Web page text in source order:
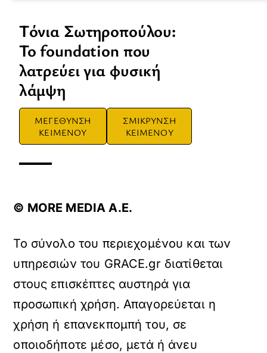
Τόνια Σωτηροπούλου:
Το foundation που
λατρεύει για φυσική
λάμψη
ΜΕΓΕΘΥΝΣΗ
ΚΕΙΜΕΝΟΥ
ΣΜΙΚΡΥΝΣΗ
ΚΕΙΜΕΝΟΥ
© ΜORE MEDIA Α.Ε.
Το σύνολο του περιεχομένου και των
υπηρεσιών του GRACE.gr διατίθεται
στους επισκέπτες αυστηρά για
προσωπική χρήση. Απαγορεύεται η
χρήση ή επανεκπομπή του, σε
οποιοδήποτε μέσο, μετά ή άνευ